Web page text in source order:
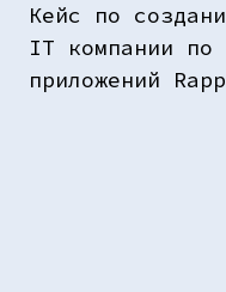
Кейс по
IT компании по
приложений